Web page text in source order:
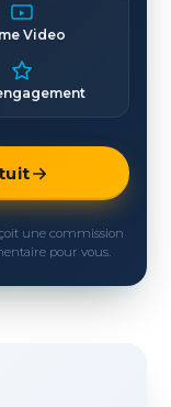
Video
une commission
pour vous.